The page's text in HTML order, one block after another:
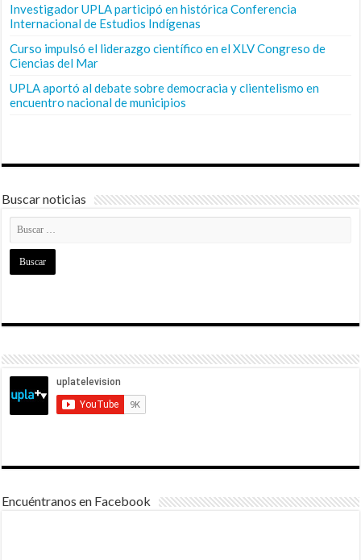
Investigador UPLA participó en histórica Conferencia
Internacional de Estudios Indígenas
Curso impulsó el liderazgo científico en el XLV Congreso de
Ciencias del Mar
UPLA aportó al debate sobre democracia y clientelismo en
encuentro nacional de municipios
Buscar noticias
Encuéntranos en Facebook